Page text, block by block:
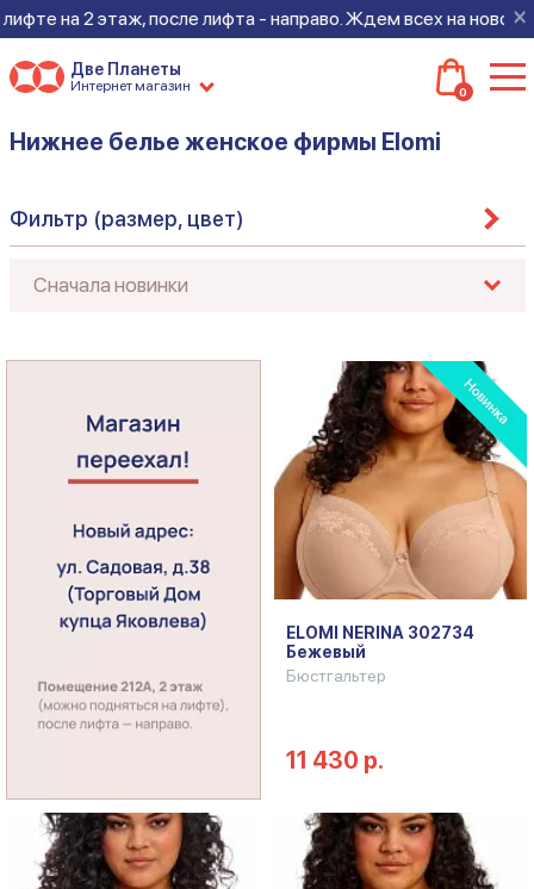
×
после лифта - направо. Ждем всех на новом месте!
Две Планеты
Интернет магазин 0
Нижнее белье женское фирмы Elomi
Фильтр (размер, цвет)
ELOMI NERINA 302734
Бежевый
Бюстгальтер
11 430 р.